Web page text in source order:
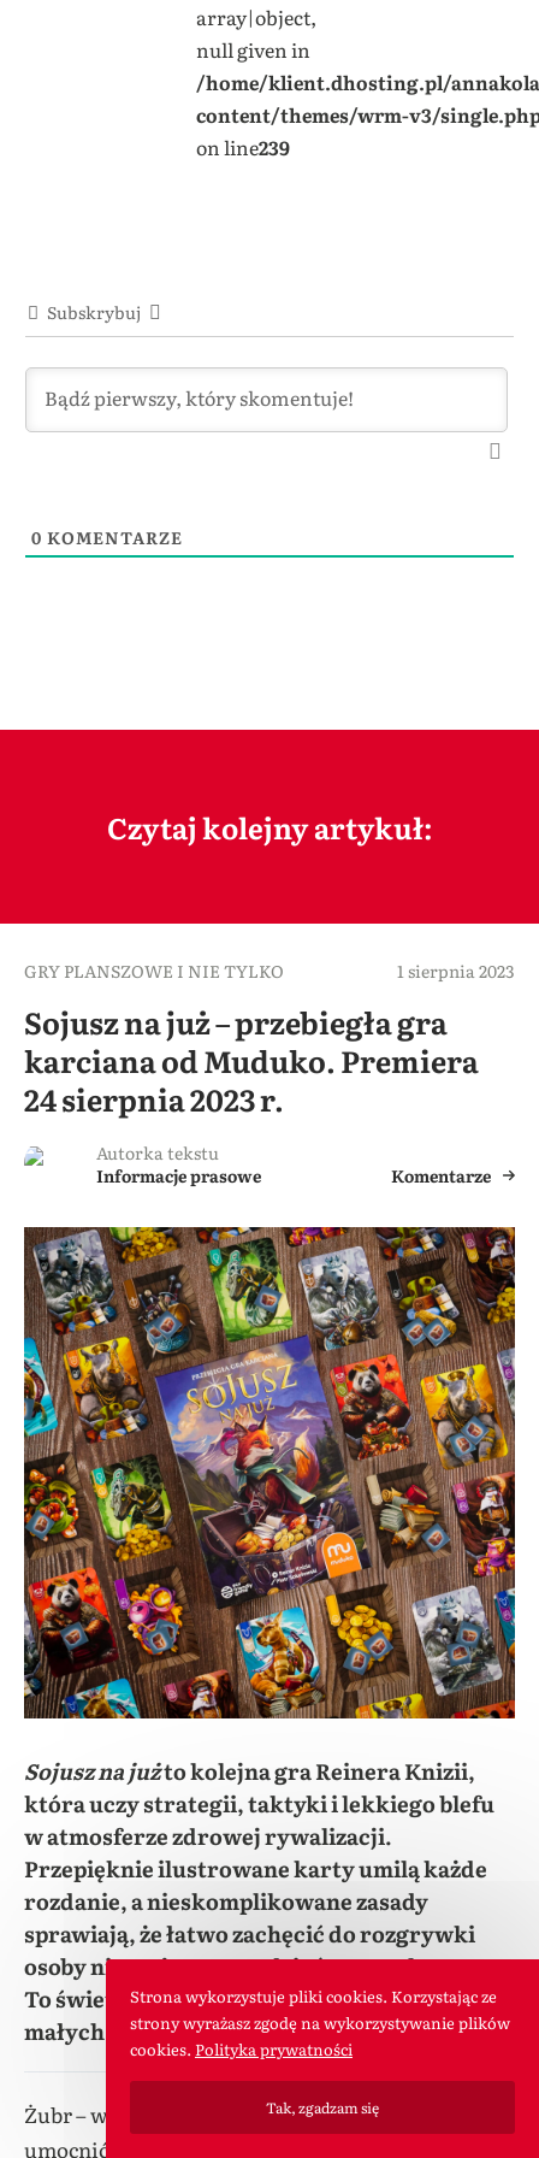
array|object,
null given in
/home/klient.dhosting.pl/
content/themes/wrm-v3/
on line239
Subskrybuj
0 KOMENTARZE
Czytaj kolejny artykuł:
GRY PLANSZOWE I NIE TYLKO 1 sierpnia 2023
Sojusz na już – przebiegła gra
karciana od Muduko. Premiera
24 sierpnia 2023 r.
Autorka tekstu
Informacje prasowe
Komentarze
Sojusz na jużto kolejna gra Reinera Knizii,
która uczy strategii, taktyki i lekkiego blefu
w atmosferze zdrowej rywalizacji.
Przepięknie ilustrowane karty umilą każde
rozdanie, a nieskomplikowane zasady
sprawiają, że łatwo zachęcić do rozgrywki
osoby niegrające na co dzień w gry planszowe.
To świetny prezent dla miłośników zwierząt i
małych karcianek o dużej głębi rozgrywki.
Żubr – władca Wielkiej Prapuszczy, pragnie
umocnić swoją pozycję na świecie. W tym celu
Strona wykorzystuje pliki cookies. Korzystając ze
strony wyrażasz zgodę na wykorzystywanie plików
cookies. Polityka prywatności
Tak, zgadzam się